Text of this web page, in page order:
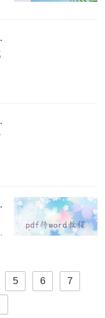
现转换！
松转换！
问题
5 6 7